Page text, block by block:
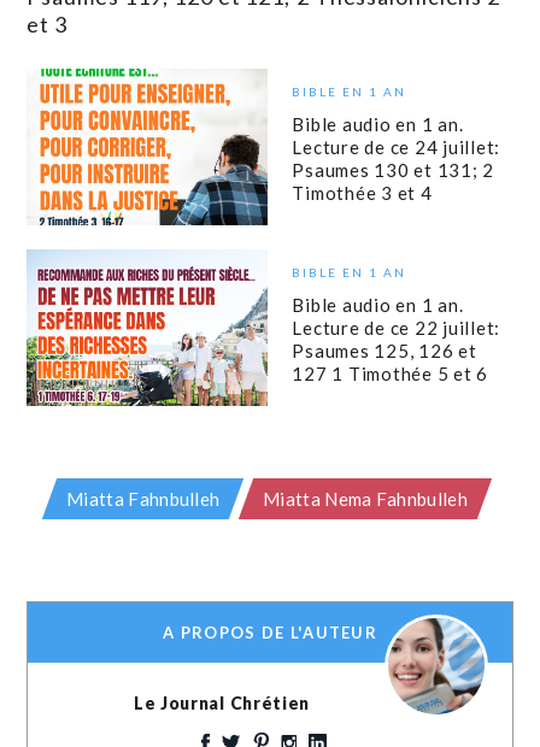
et 3
BIBLE EN 1 AN
Bible audio en 1 an.
Lecture de ce 24 juillet:
Psaumes 130 et 131; 2
Timothée 3 et 4
BIBLE EN 1 AN
Bible audio en 1 an.
Lecture de ce 22 juillet:
Psaumes 125, 126 et
127 1 Timothée 5 et 6
Miatta Fahnbulleh Miatta Nema Fahnbulleh
A PROPOS DE L'AUTEUR
Le Journal Chrétien